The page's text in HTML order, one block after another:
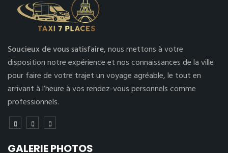
Soucieux de vous satisfaire,nous mettons à votre
disposition notre expérience et nos connaissances de la ville
pour faire de votre trajet un voyage agréable, le tout en
arrivant à l’heure à vos rendez-vous personnels comme
professionnels.
GALERIE PHOTOS